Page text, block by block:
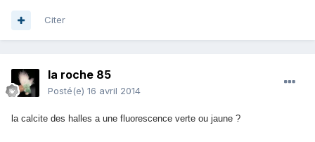
Citer
la roche 85
Posté(e) 16 avril 2014
la calcite des halles a une fluorescence verte ou jaune ?